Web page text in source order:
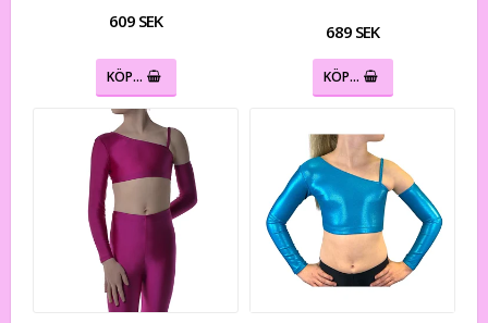
609 SEK
KÖP…
689 SEK
KÖP…